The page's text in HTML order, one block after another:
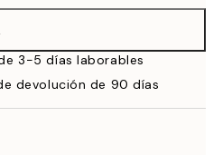
3-5 días laborables
devolución de 90 días